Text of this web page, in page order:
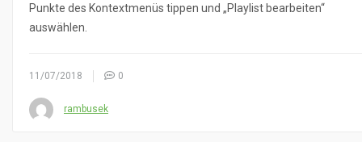
Punkte des Kontextmenüs tippen und „Playlist bearbeiten“
auswählen.
11/07/2018 0
rambusek